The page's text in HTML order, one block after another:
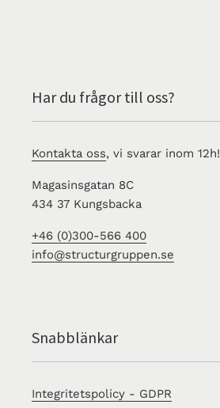
Har du frågor till oss?
Kontakta oss, vi svarar inom 12h!
Magasinsgatan 8C
434 37 Kungsbacka
+46 (0)300-566 400
info@structurgruppen.se
Snabblänkar
Integritetspolicy - GDPR